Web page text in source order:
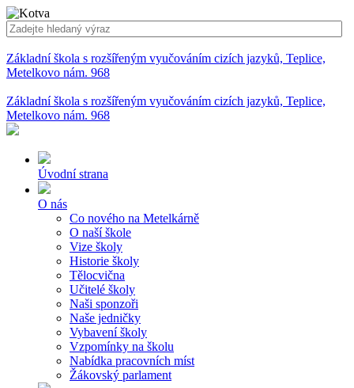
Základní škola s rozšířeným vyučováním cizích jazyků, Teplice,
Metelkovo nám. 968
Základní škola s rozšířeným vyučováním cizích jazyků, Teplice,
Metelkovo nám. 968
Úvodní strana
O nás
Co nového na Metelkárně
O naší škole
Vize školy
Historie školy
Tělocvična
Učitelé školy
Naši sponzoři
Naše jedničky
Vybavení školy
Vzpomínky na školu
Nabídka pracovních míst
Žákovský parlament